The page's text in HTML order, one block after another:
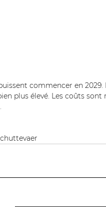
commencer en
plus élevé. Les coûts